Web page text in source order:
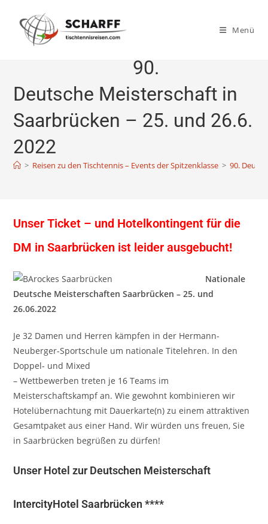
Inhalt
springen
Menü
90.
Deutsche Meisterschaft in
Saarbrücken – 25. und 26.6.
2022
> Reisen zu den Tischtennis – Events der Spitzenklasse > 90.
Unser Ticket – und Hotelkontingent für die
DM in Saarbrücken ist leider ausgebucht!
Nationale
Deutsche Meisterschaften Saarbrücken – 25. und
26.06.2022
Je 32 Damen und Herren kämpfen in der Hermann-
Neuberger-Sportschule um nationale Titelehren. In den
Doppel- und Mixed
– Wettbewerben treten je 16 Teams im
Meisterschaftskampf an. Wie gewohnt kombinieren wir
Hotelübernachtung mit Dauerkarte(n) zu einem attraktiven
Gesamtpaket aus einer Hand. Wir würden uns freuen, Sie
in Saarbrücken begrüßen zu dürfen!
Unser Hotel zur Deutschen Meisterschaft
IntercityHotel Saarbrücken ****